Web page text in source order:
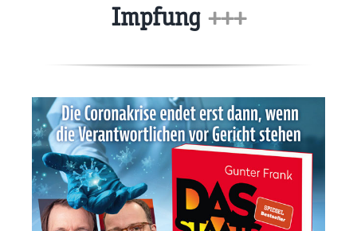
Impfung +++